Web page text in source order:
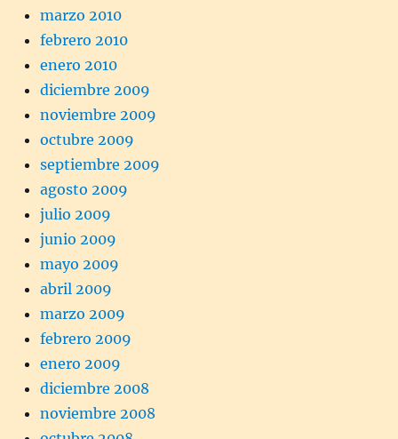
marzo 2010
febrero 2010
enero 2010
diciembre 2009
noviembre 2009
octubre 2009
septiembre 2009
agosto 2009
julio 2009
junio 2009
mayo 2009
abril 2009
marzo 2009
febrero 2009
enero 2009
diciembre 2008
noviembre 2008